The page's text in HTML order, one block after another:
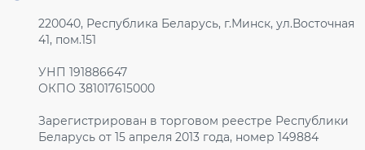
220040, Республика Беларусь, г.Минск, ул.Восточная
41, пом.151
УНП 191886647
ОКПО 381017615000
Зарегистрирован в торговом реестре Республики
Беларусь от 15 апреля 2013 года, номер 149884